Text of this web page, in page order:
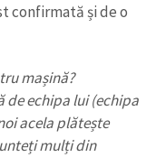
confirmată și de o
mașină?
de echipa lui (echipa
acela plătește
mulți din